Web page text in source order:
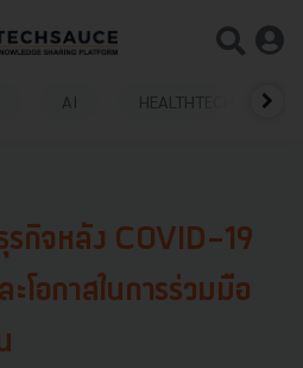
AI HEALTHTECH
กิจหลัง COVID-19
โอกาสในการร่วมมือ